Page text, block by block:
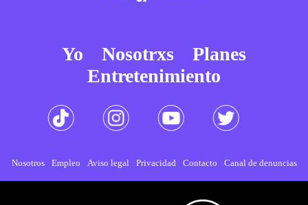
Yo Nosotrxs
Planes
Entretenimiento
Nosotros Empleo Aviso legal Privacidad Contacto Canal de denuncias